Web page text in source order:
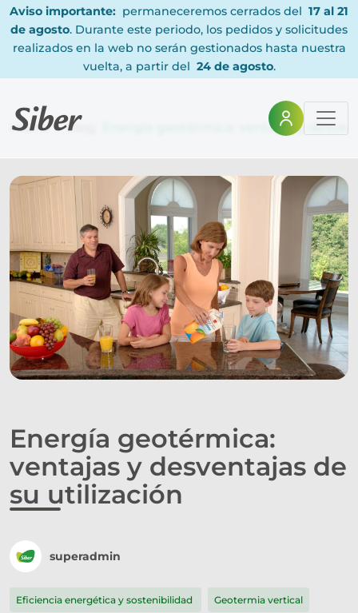
Aviso importante: permaneceremos cerrados del 17 al 21
de agosto. Durante este periodo, los pedidos y solicitudes
realizados en la web no serán gestionados hasta nuestra
vuelta, a partir del 24 de agosto.
Home Blog Energía geotérmica: ventajas y
Energía geotérmica:
ventajas y desventajas de
su utilización
superadmin
Eficiencia energética y sostenibilidad Geotermia vertical